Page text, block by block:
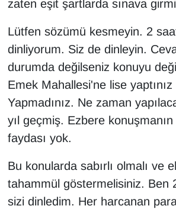
zaten eşit şartlarda sınava
Lütfen sözümü kesmeyin. 2
dinliyorum. Siz de dinleyin.
durumda değilseniz konuyu
Emek Mahallesi'ne lise yaptınız
Yapmadınız. Ne zaman
yıl geçmiş. Ezbere
faydası yok.
Bu konularda sabırlı olmalı ve
tahammül göstermelisiniz. Ben
sizi dinledim. Her harcanan